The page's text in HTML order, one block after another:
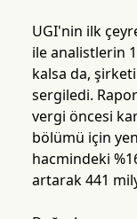
UGI'nin ilk
ile analistlerin
kalsa da,
sergiledi.
vergi öncesi
bölümü için
hacmindeki
artarak 441